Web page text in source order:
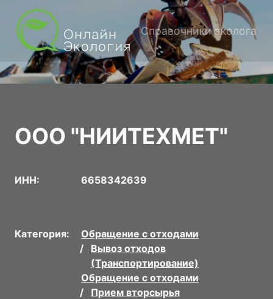
Справочники эколога
ООО "НИИТЕХМЕТ"
ИНН: 6658342639
Категория:
Обращение с отходами
Вывоз отходов
(Транспортирование)
Обращение с отходами
Прием вторсырья